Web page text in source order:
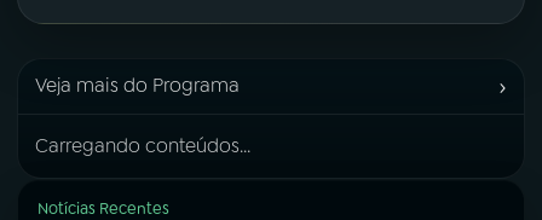
Veja mais do Programa ›
Carregando conteúdos...
Notícias Recentes